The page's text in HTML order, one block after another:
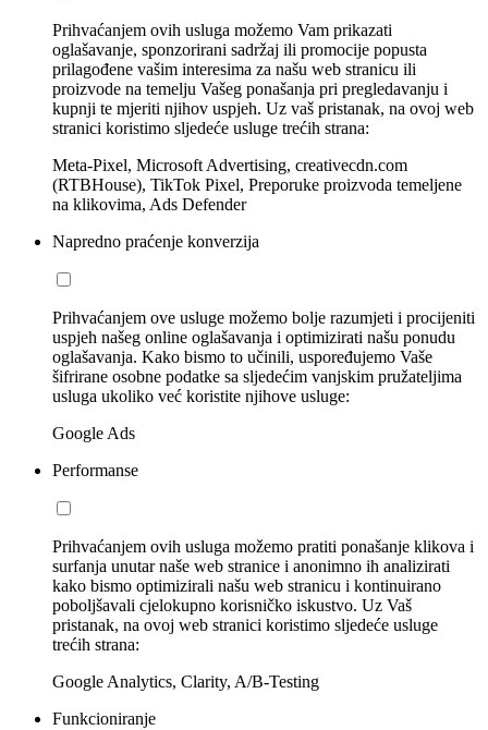
Prihvaćanjem ovih usluga možemo Vam prikazati
oglašavanje, sponzorirani sadržaj ili promocije popusta
prilagođene vašim interesima za našu web stranicu ili
proizvode na temelju Vašeg ponašanja pri pregledavanju i
kupnji te mjeriti njihov uspjeh. Uz vaš pristanak, na ovoj web
stranici koristimo sljedeće usluge trećih strana:
Meta-Pixel, Microsoft Advertising, creativecdn.com
(RTBHouse), TikTok Pixel, Preporuke proizvoda temeljene
na klikovima, Ads Defender
Napredno praćenje konverzija
Prihvaćanjem ove usluge možemo bolje razumjeti i procijeniti
uspjeh našeg online oglašavanja i optimizirati našu ponudu
oglašavanja. Kako bismo to učinili, uspoređujemo Vaše
šifrirane osobne podatke sa sljedećim vanjskim pružateljima
usluga ukoliko već koristite njihove usluge:
Google Ads
Performanse
Prihvaćanjem ovih usluga možemo pratiti ponašanje klikova i
surfanja unutar naše web stranice i anonimno ih analizirati
kako bismo optimizirali našu web stranicu i kontinuirano
poboljšavali cjelokupno korisničko iskustvo. Uz Vaš
pristanak, na ovoj web stranici koristimo sljedeće usluge
trećih strana:
Google Analytics, Clarity, A/B-Testing
Funkcioniranje